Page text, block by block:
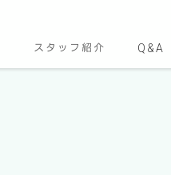
スタッフ紹介 Q&A